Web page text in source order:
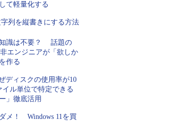
て軽量化する
列を縦書きにする方法
知識は不要？ 話題の
非エンジニアが「欲しか
作る
ディスクの使用率が10
ル単位で特定できる
」徹底活用
メ！ Windows 11を買